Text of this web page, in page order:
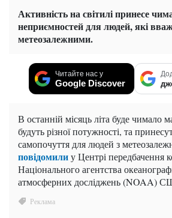
Активність на світилі принесе
неприємностей для людей, які
метеозалежними.
Читайте нас у
Google Discover
В останній місяць літа буде чимало
будуть різної потужності, та
самопочуття для людей з
повідомилиу Центрі передбачення
Національного агентства
атмосферних досліджень (NOAA)